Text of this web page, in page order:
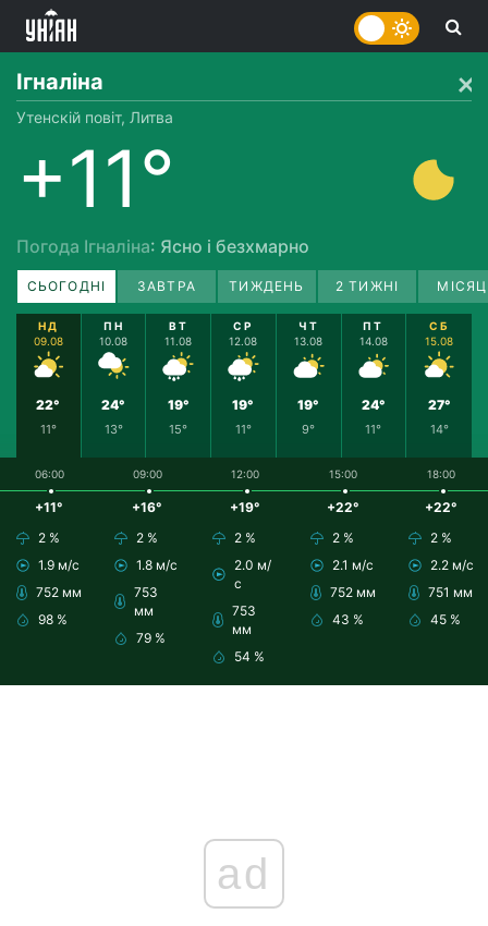
Ігналіна
Утенскій повіт, Литва
+11°
Погода Ігналіна: Ясно і безхмарно
СЬОГОДНІ ЗАВТРА ТИЖДЕНЬ 2 ТИЖНІ
НД
09.08
22°
11°
ПН
10.08
24°
13°
ВТ
11.08
19°
15°
СР
12.08
19°
11°
ЧТ
13.08
19°
9°
ПТ
14.08
24°
11°
СБ
15.08
27°
14°
06:00
+11°
2 %
1.9 м/с
752 мм
98 %
09:00
+16°
2 %
1.8 м/с
753
мм
79 %
12:00
+19°
2 %
2.0 м/
с
753
мм
54 %
15:00
+22°
2 %
2.1 м/с
752 мм
43 %
18:00
+22°
2 %
2.2 м/с
751 мм
45 %
ad